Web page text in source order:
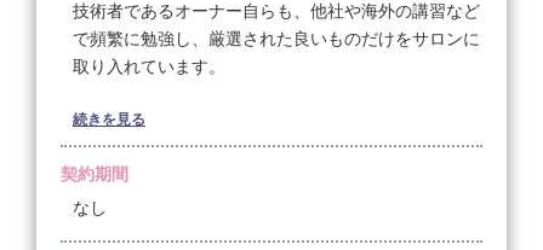
アイリスト
トップアイリスト
シニアアイリスト
＜試用期間あり＞ 1ヶ月 〜 3ヶ月 / 時給 1,400円 〜
技術者であるオーナー自らも、他社や海外の講習など
で頻繁に勉強し、厳選された良いものだけをサロンに
取り入れています。
サロンでは、結婚や出産などライフスタイルの変化に
合わせて、様々な働き方が可能です。
☆お客様に直接施術を行うアイスタイリストとして、
コンテスト出場や講師を目指すなど、常に高い目標を
続きを見る
契約期間
なし